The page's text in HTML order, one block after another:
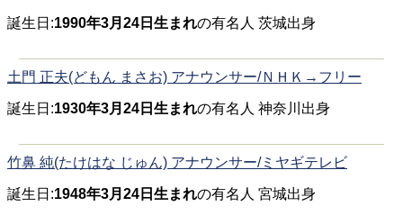
誕生日:1990年3月24日生まれの有名人 茨城出身
土門 正夫(どもん まさお) アナウンサー/ＮＨＫ→フリー
誕生日:1930年3月24日生まれの有名人 神奈川出身
竹鼻 純(たけはな じゅん) アナウンサー/ミヤギテレビ
誕生日:1948年3月24日生まれの有名人 宮城出身